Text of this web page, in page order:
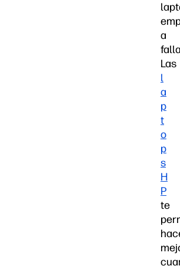
a
Las
l
a
p
t
o
p
s
H
P
te